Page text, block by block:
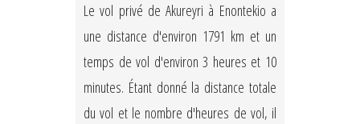
Le vol privé de Akureyri à Enontekio a
une distance d'environ 1791 km et un
temps de vol d'environ 3 heures et 10
minutes. Étant donné la distance totale
du vol et le nombre d'heures de vol, il